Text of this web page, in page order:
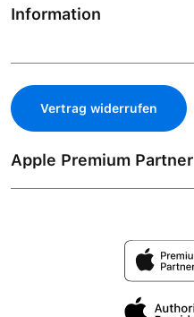
Information
Vertrag widerrufen
Apple Premium Partner